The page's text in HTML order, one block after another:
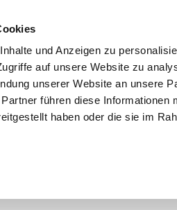
und Anzeigen zu
auf unsere Website zu
unserer Website an unsere
führen diese Informationen
haben oder die sie im
START IMMOBILIEN